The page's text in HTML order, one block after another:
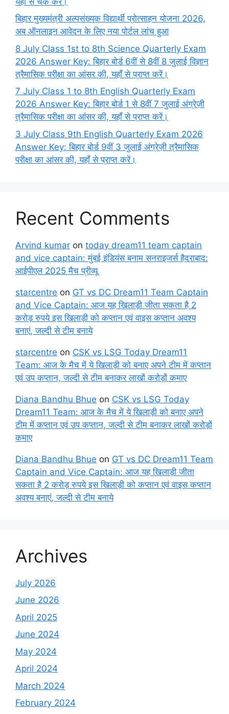
बिहार मुख्यमंत्री अल्पसंख्यक विद्यार्थी प्रोत्साहन योजना 2026,
अब ऑनलाइन आवेदन के लिए नया पोर्टल लांच हुआ
8 July Class 1st to 8th Science Quarterly Exam
2026 Answer Key: बिहार बोर्ड 6वीं से 8वीं 8 जुलाई विज्ञान
त्रैमासिक परीक्षा का आंसर की, यहाँ से प्राप्त करें।
7 July Class 1 to 8th English Quarterly Exam
2026 Answer Key: बिहार बोर्ड 1 से 8वीं 7 जुलाई अंग्रेज़ी
त्रैमासिक परीक्षा का आंसर की, यहाँ से प्राप्त करें।
3 July Class 9th English Quarterly Exam 2026
Answer Key: बिहार बोर्ड 9वीं 3 जुलाई अंग्रेज़ी त्रैमासिक
परीक्षा का आंसर की, यहाँ से प्राप्त करें।
Recent Comments
Arvind kumar on today dream11 team captain
and vice captain: मुंबई इंडियंस बनाम सनराइजर्स हैदराबाद:
आईपीएल 2025 मैच प्रीव्यू
starcentre on GT vs DC Dream11 Team Captain
and Vice Captain: आज यह खिलाड़ी जीता सकता है 2
करोड़ रुपये इस खिलाड़ी को कप्तान एवं वाइस कप्तान अवश्य
बनाएं, जल्दी से टीम बनाये
starcentre on CSK vs LSG Today Dream11
Team: आज के मैच में ये खिलाड़ी को बनाए अपने टीम में कप्तान
एवं उप कप्तान, जल्दी से टीम बनाकर लाखों करोड़ों कमाए
Diana Bandhu Bhue on CSK vs LSG Today
Dream11 Team: आज के मैच में ये खिलाड़ी को बनाए अपने
टीम में कप्तान एवं उप कप्तान, जल्दी से टीम बनाकर लाखों करोड़ों
कमाए
Diana Bandhu Bhue on GT vs DC Dream11 Team
Captain and Vice Captain: आज यह खिलाड़ी जीता
सकता है 2 करोड़ रुपये इस खिलाड़ी को कप्तान एवं वाइस कप्तान
अवश्य बनाएं, जल्दी से टीम बनाये
Archives
July 2026
June 2026
April 2025
June 2024
May 2024
April 2024
March 2024
February 2024